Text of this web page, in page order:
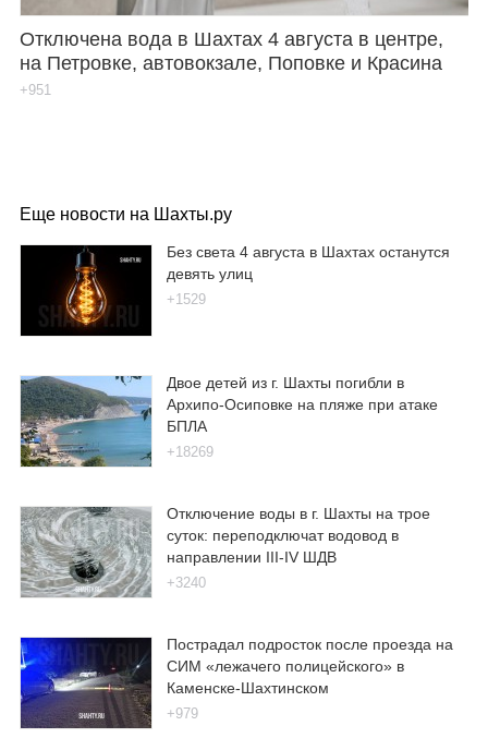
Отключена вода в Шахтах 4 августа в центре,
на Петровке, автовокзале, Поповке и Красина
+951
Еще новости на Шахты.ру
Без света 4 августа в Шахтах останутся
девять улиц
+1529
Двое детей из г. Шахты погибли в
Архипо-Осиповке на пляже при атаке
БПЛА
+18269
Отключение воды в г. Шахты на трое
суток: переподключат водовод в
направлении III-IV ШДВ
+3240
Пострадал подросток после проезда на
СИМ «лежачего полицейского» в
Каменске-Шахтинском
+979